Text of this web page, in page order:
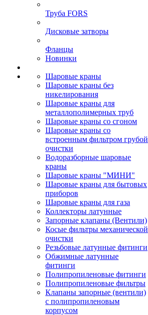
Труба FORS
Дисковые затворы
Фланцы
Новинки
Шаровые краны
Шаровые краны без
никелирования
Шаровые краны для
металлополимерных труб
Шаровые краны со сгоном
Шаровые краны со
встроенным фильтром грубой
очистки
Водоразборные шаровые
краны
Шаровые краны "МИНИ"
Шаровые краны для бытовых
приборов
Шаровые краны для газа
Коллекторы латунные
Запорные клапаны (Вентили)
Косые фильтры механической
очистки
Резьбовые латунные фитинги
Обжимные латунные
фитинги
Полипропиленовые фитинги
Полипропиленовые фильтры
Клапаны запорные (вентили)
с полипропиленовым
корпусом